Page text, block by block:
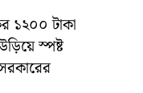
১২০০ টাকা
স্পষ্ট